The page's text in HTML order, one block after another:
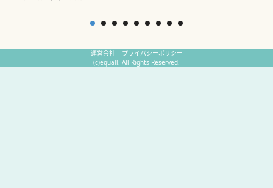
運営会社
プライバシーポリシー
(c)equall. All Rights Reserved.